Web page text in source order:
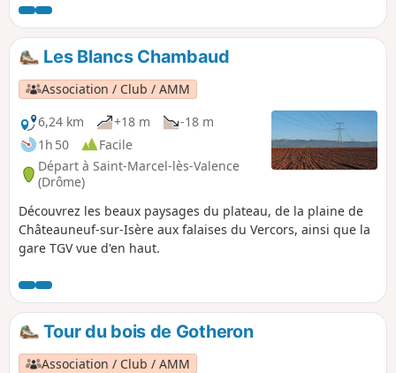
deux rives. On traversera le fleuve grâce à la belle
passerelle en bois qui relie la Drôme et l’Ardèche. On se
dirige ensuite sur Saint-Jean-de-Muzols et on roulera sur la
nouvelle Voie Douce muzolaise sur la rive du Doux et
rejoindre la ViaRhôna pour le retour.
Les Blancs Chambaud
Association / Club / AMM
6,24 km
+18 m
-18 m
1h 50
Facile
Départ à Saint-Marcel-lès-Valence
(Drôme)
Découvrez les beaux paysages du plateau, de la plaine de
Châteauneuf-sur-Isère aux falaises du Vercors, ainsi que la
gare TGV vue d'en haut.
Tour du bois de Gotheron
Association / Club / AMM